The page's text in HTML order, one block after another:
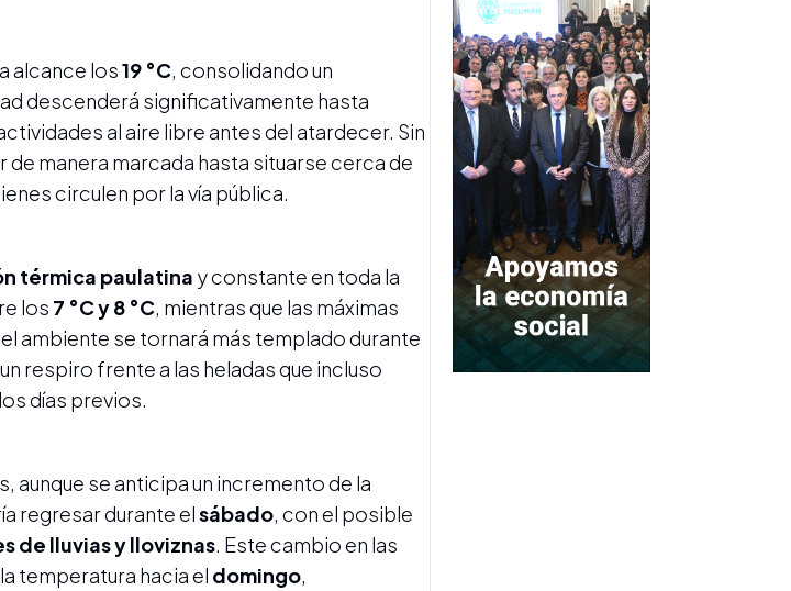
alcance los19 °C, consolidando un
descenderá significativamente hasta
al aire libre antes del atardecer. Sin
manera marcada hasta situarse cerca de
circulen por la vía pública.
térmica paulatina y constante en toda la
los 7 °C y 8 °C, mientras que las máximas
el ambiente se tornará más templado durante
respiro frente a las heladas que incluso
días previos.
aunque se anticipa un incremento de la
regresar durante elsábado, con el posible
de lluvias y lloviznas. Este cambio en las
temperatura hacia el domingo,
SALUD
Encienden velas en la
Maternidad por una bebé
de dos meses
diagnosticada con AME
FIESTAS PATRONALES
Noche de antorchas,
procesión y reparto de pan:
así se celebra San Cayetano